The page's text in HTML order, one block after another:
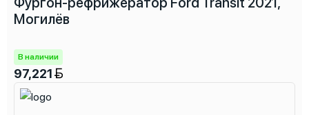
Могилёв
В наличии
97,221